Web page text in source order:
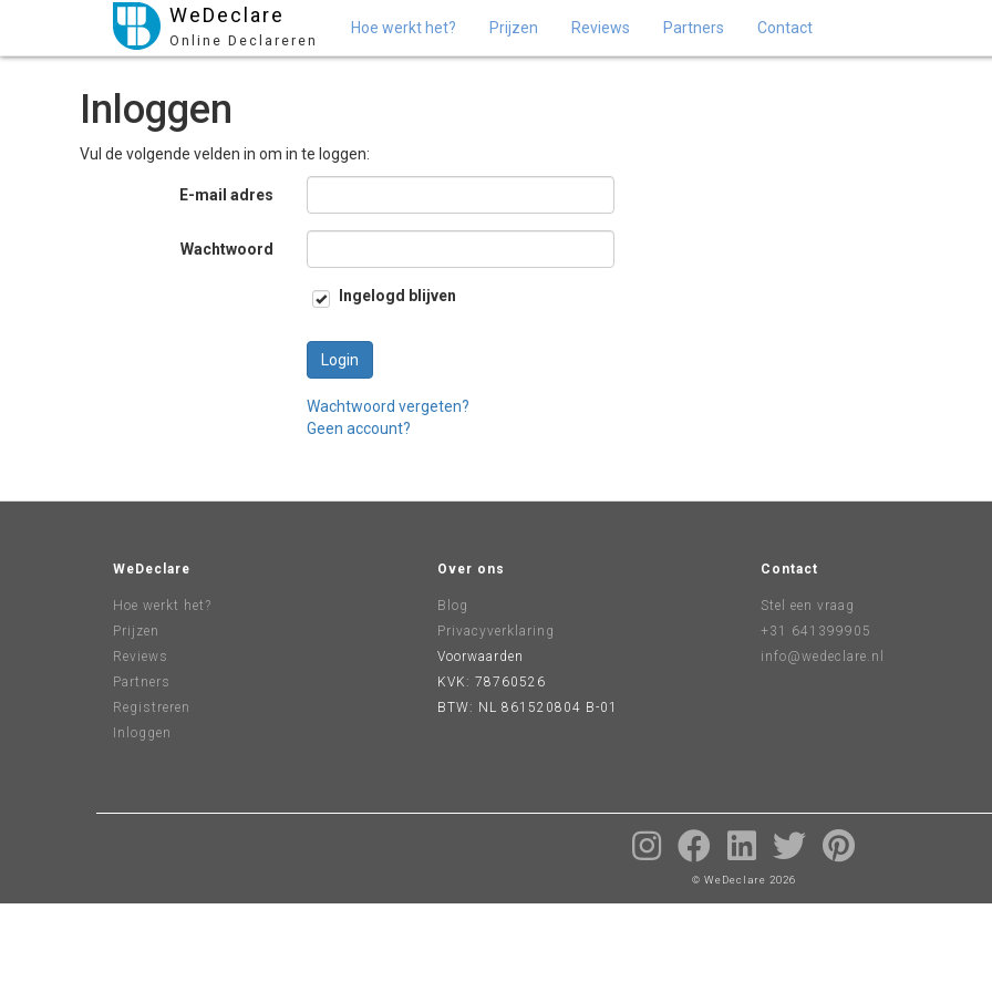
WeDeclare
Online Declareren
Hoe werkt het? Prijzen Reviews Partners Contact
Inloggen
Vul de volgende velden in om in te loggen:
E-mail adres
Wachtwoord
Ingelogd blijven
Login
Wachtwoord vergeten?
Geen account?
WeDeclare
Hoe werkt het?
Prijzen
Reviews
Partners
Registreren
Inloggen
Over ons
Blog
Privacyverklaring
Voorwaarden
KVK: 78760526
BTW: NL 861520804 B-01
Contact
Stel een vraag
+31 641399905
info@wedeclare.nl
© WeDeclare 2026